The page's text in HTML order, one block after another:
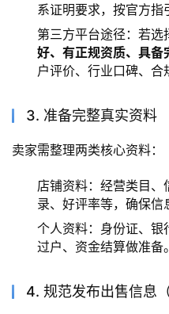
系证明要求，按官方指
第三方平台途径：若
好、有正规资质、具备
户评价、行业口碑、合
3. 准备完整真实资料
卖家需整理两类核心资料：
店铺资料：经营类目
录、好评率等，确保信
个人资料：身份证、银
过户、资金结算做准备。
4. 规范发布出售信息